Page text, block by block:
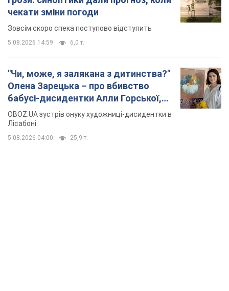
чекати зміни погоди
Зовсім скоро спека поступово відступить
5.08.2026 14:59 6,0 т.
"Чи, може, я залякана з дитинства?"
Олена Зарецька – про вбивство
бабусі-дисидентки Алли Горської,
критику Дмитра Стуса та втечу в
Португалію з 5 дітьми
OBOZ.UA зустрів онуку художниці-дисидентки в
Лісабоні
5.08.2026 04:00 25,9 т.